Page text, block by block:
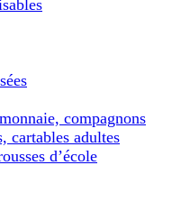
compagnons
cartables adultes
d’école